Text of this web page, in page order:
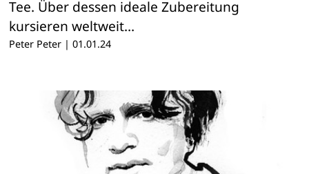
Tee. Über dessen ideale Zubereitung
kursieren weltweit…
Peter Peter | 01.01.24